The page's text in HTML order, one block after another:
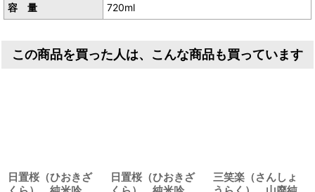
容 量
720ml
この商品を買った人は、こんな商品も買っています
日置桜（ひおきざ
日置桜（ひおきざ
三笑楽（さんしょ